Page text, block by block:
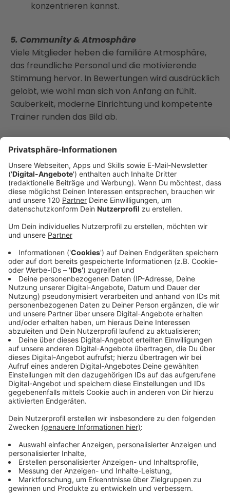
konzentrieren kannst.
5. Community & Atmosphäre
Viele Mitglieder heben die familiäre Atmosphäre,
das freundliche Personal und die motivierende
Stimmung hervor. In Bewertungen wird ausdrücklich
gelobt, wie wohl man sich von Anfang an fühlt.
Sauberkeit, moderne Einrichtung und kompetente
Trainer runden das Bild ab.
Mit dieser Mitgliedschaft bekommst du nicht nur
Zugang zu einem der modernsten Fitnessstudios in
Linz, sondern investierst auch in deine Gesundheit,
dein Wohlbefinden und deinen Fortschritt – ohne
Verbindlichkeiten, mit individueller Betreuung und
Pflicht, sondern zum Erlebnis.
Ob du gerade erst startest oder schon
fortgeschritten bist: Mit Prinz Fitness findest du die
passenden Tools, motivierende Begleitung und eine
starke Community – und vielleicht schon bald als
Gewinner des Gewinnspiels deine neue Homebase
für Training und Fitness.
Viel Erfolg – wir drücken dir die Daumen!
Radio-Memory Oberösterreichs":
Eine exklusive Mitgliedschaft bei PRINZ
FITNESS – mit allem Drum und Dran!